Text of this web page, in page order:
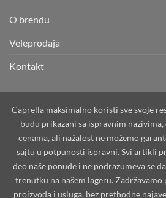
O brendu
Veleprodaja
Kontakt
Caprella maksimalno koristi sve svoje
budu prikazani sa ispravnim
cenama, ali nažalost ne možemo
sajtu u potpunosti ispravni. Svi artikli
deo naše ponude i ne podrazumeva se
trenutku na našem lageru. Zadržavamo
proizvoda i usluga, bez prethodne